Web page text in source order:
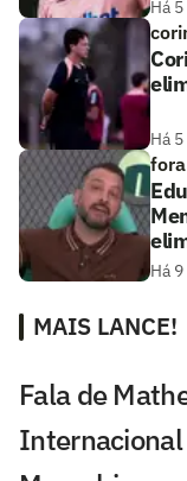
Há
Há
Há
MAIS LANCE!
Fala de